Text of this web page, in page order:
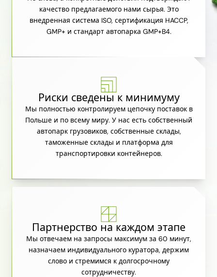
качество предлагаемого нами сырья. Это
внедренная система ISO, сертификация HACCP,
GMP+ и стандарт автопарка GMP+B4.
Риски сведены к минимуму
Мы полностью контролируем цепочку поставок в
Польше и по всему миру. У нас есть собственный
автопарк грузовиков, собственные склады,
таможенные склады и платформа для
транспортировки контейнеров.
Партнерство на каждом этапе
Мы отвечаем на запросы максимум за 60 минут,
назначаем индивидуального куратора, держим
слово и стремимся к долгосрочному
сотрудничеству.